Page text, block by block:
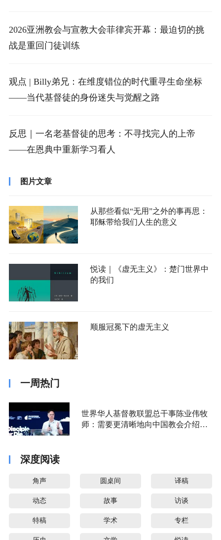
2026亚洲教会与宣教大会菲律宾开幕：最迫切的挑
战是重回门徒训练
观点 | Billy弟兄：在维度错位的时代重寻生命坐标
——当代基督徒的身份迷失与觉醒之路
反思｜一名老基督徒的思考：不寻找完人的上帝
——在恩典中重新学习看人
图片文章
从那些看似“无用”之外的事再思：
耶稣带给我们人生的意义
悦读｜《虚无主义》：楚门世界中
的我们
顺服冠冕下的虚无主义
一周热门
世界华人基督教联盟总干事陈业伟牧
师：需要更清晰地向中国教会介绍福
深度阅读
角声 圆桌间 译稿
动态 故事 访谈
特稿 学术 专栏